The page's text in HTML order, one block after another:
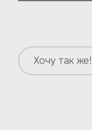
Хочу так же!